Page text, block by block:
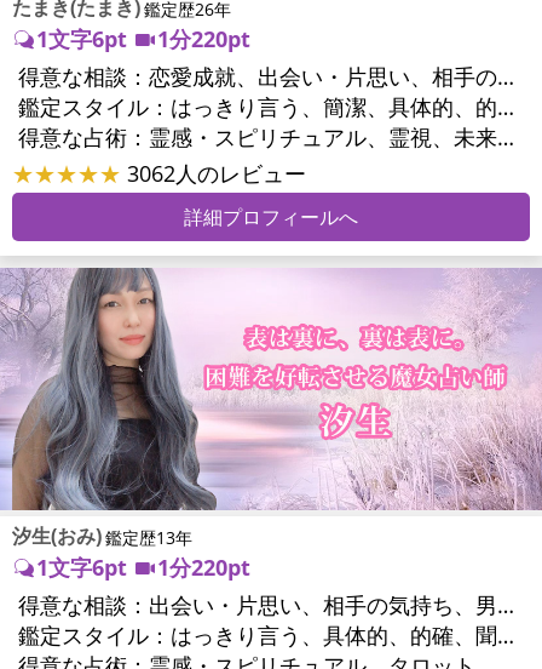
たまき(たまき)鑑定歴26年
1文字6pt
1分220pt
得意な相談：
恋愛成就、出会い・片思い、相手の気持ち、相性、結婚、男心・女心、二人の今後、複雑な恋愛、三角関係、浮気、不倫、復活愛、復縁、離婚、同性愛・LGBT、人間関係、職場の人間関係、対人関係、仕事運、適職、天職、転職、進路、就職、人生全般、使命、経営相談、人事、開業、夢、目標、ビジネスチャンス、ビジネスパートナー、パワーハラスメント、セクシャルハラスメント、家族関係、夫婦関係、家庭問題、夫婦問題、親族問題、育児・子育て、シングルマザー、相続関係、美容、心の問題、トラウマ、ストレス、人生相談、霊的問題、ご先祖様、守護霊様、魂の本質、前世、来世、引越し・転居、方位、開運指導、健康運、金運、金銭トラブル、ご近所問題
鑑定スタイル：
はっきり言う、簡潔、具体的、的確、情報量が多い、友達のように相談できる、聞き上手、とても話しやすい、愛にあふれ温かい、深く濃厚、勇気をくれる、前向き・元気になれる、実力派
得意な占術：
霊感・スピリチュアル、霊視、未来予知、前世・来世、波動修正、タロット、オラクルカード、風水、占星術、カウンセリング
★★★★★ 3062人のレビュー
詳細プロフィールへ
汐生(おみ)鑑定歴13年
1文字6pt
1分220pt
得意な相談：
出会い・片思い、相手の気持ち、男心・女心、二人の今後、複雑な恋愛、三角関係、浮気、不倫、同性愛・LGBT、人間関係、職場の人間関係、対人関係、ペットの気持ち
鑑定スタイル：
はっきり言う、具体的、的確、聞き上手、とても話しやすい、じっくり聞いてくれる、愛にあふれ温かい、深く濃厚、前向き・元気になれる